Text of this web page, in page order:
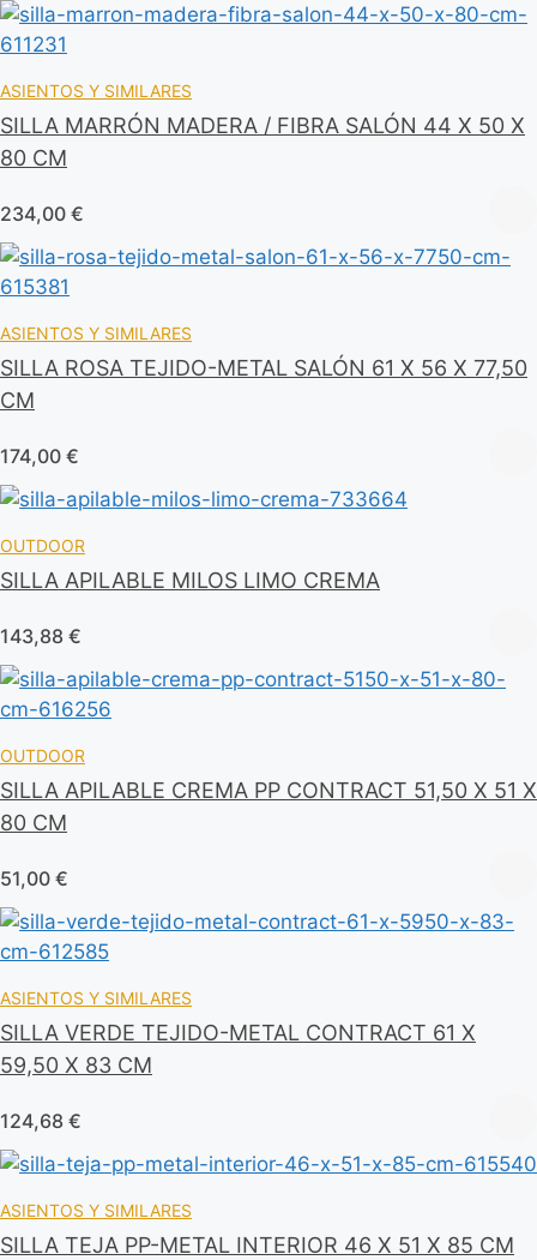
ASIENTOS Y SIMILARES
SILLA MARRÓN MADERA / FIBRA SALÓN 44 X 50 X
80 CM
234,00 €
ASIENTOS Y SIMILARES
SILLA ROSA TEJIDO-METAL SALÓN 61 X 56 X 77,50
CM
174,00 €
OUTDOOR
SILLA APILABLE MILOS LIMO CREMA
143,88 €
OUTDOOR
SILLA APILABLE CREMA PP CONTRACT 51,50 X 51 X
80 CM
51,00 €
ASIENTOS Y SIMILARES
SILLA VERDE TEJIDO-METAL CONTRACT 61 X
59,50 X 83 CM
124,68 €
ASIENTOS Y SIMILARES
SILLA TEJA PP-METAL INTERIOR 46 X 51 X 85 CM